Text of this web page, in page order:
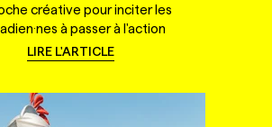
créative pour inciter les
à passer à l'action
LIRE L'ARTICLE